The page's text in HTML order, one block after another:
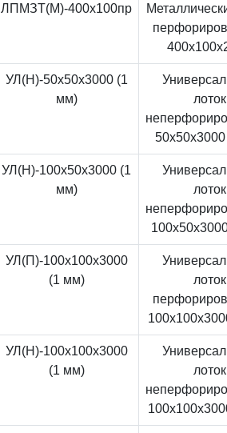
ЛПМЗТ(М)-400x100пр
УЛ(Н)-50x50x3000 (1
мм)
лоток
УЛ(Н)-100x50x3000 (1
мм)
лоток
УЛ(П)-100x100x3000
(1 мм)
лоток
УЛ(Н)-100x100x3000
(1 мм)
лоток